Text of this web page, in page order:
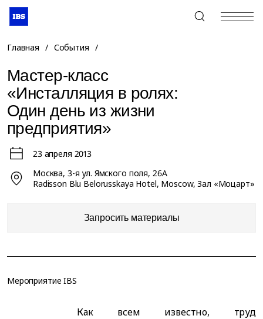
+7 (495) 967-80-80
Главная / События /
Мастер-класс
«Инсталляция в ролях:
Один день из жизни
предприятия»
23 апреля 2013
Москва, 3-я ул. Ямского поля, 26A
Radisson Blu Belorusskaya Hotel, Moscow, Зал «Моцарт»
Запросить материалы
Мероприятие IBS
Как всем известно, труд